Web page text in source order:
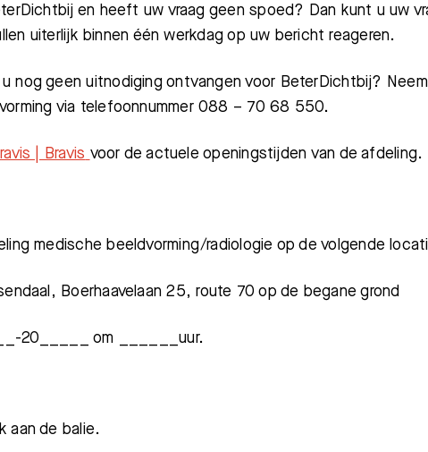
en heeft uw vraag geen spoed? Dan kunt u uw
uiterlijk binnen één werkdag op uw bericht reageren.
nog geen uitnodiging ontvangen voor BeterDichtbij?
via telefoonnummer 088 – 70 68 550.
| Bravis voor de actuele openingstijden van de afdeling.
medische beeldvorming/radiologie op de volgende
, Boerhaavelaan 25, route 70 op de begane grond
20 _____ om ______uur.
aan de balie.